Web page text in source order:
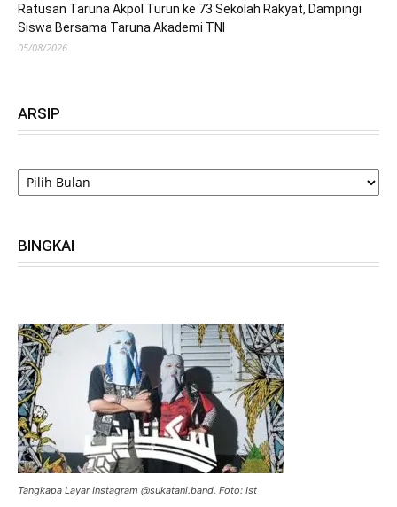
Ratusan Taruna Akpol Turun ke 73 Sekolah Rakyat, Dampingi
Siswa Bersama Taruna Akademi TNI
05/08/2026
ARSIP
ARSIP
BINGKAI
Tangkapa Layar Instagram @sukatani.band. Foto: Ist